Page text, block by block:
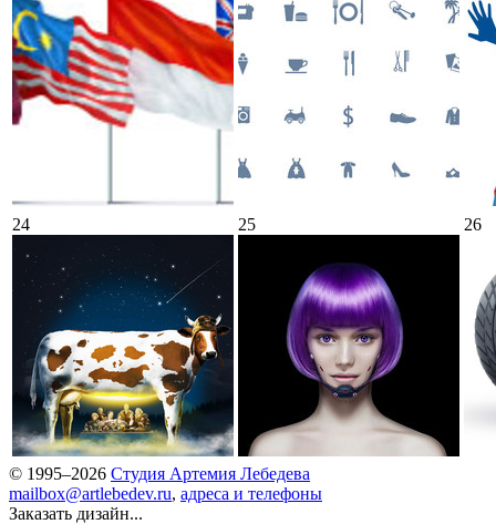
24 25 26
© 1995–2026 Студия Артемия Лебедева
mailbox@artlebedev.ru, адреса и телефоны
Заказать дизайн...